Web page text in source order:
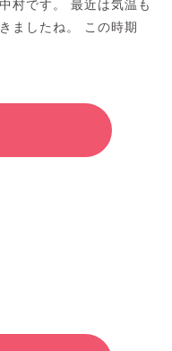
村です。 最近は気温も
ましたね。 この時期